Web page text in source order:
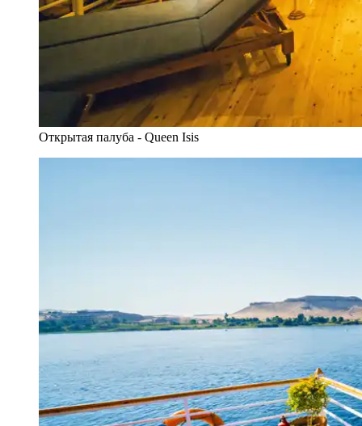
Открытая палуба - Queen Isis